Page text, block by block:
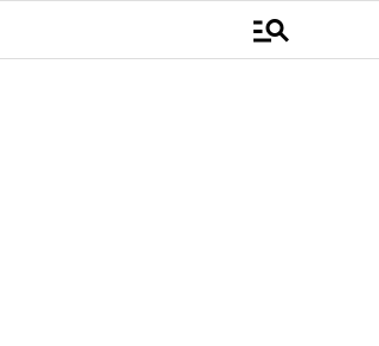
manage_search